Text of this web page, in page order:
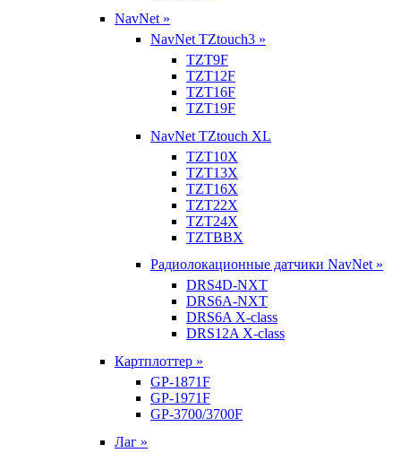
NavNet »
NavNet TZtouch3 »
TZT9F
TZT12F
TZT16F
TZT19F
NavNet TZtouch XL
TZT10X
TZT13X
TZT16X
TZT22X
TZT24X
TZTBBX
Радиолокационные датчики NavNet »
DRS4D-NXT
DRS6A-NXT
DRS6A X-class
DRS12A X-class
Картплоттер »
GP-1871F
GP-1971F
GP-3700/3700F
Лаг »